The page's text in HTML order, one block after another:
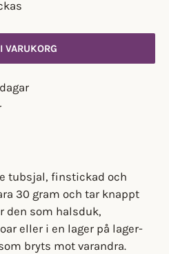
VARUKORG
tubsjal, finstickad och
30 gram och tar knappt
den som halsduk,
eller i en lager på lager-
bryts mot varandra.